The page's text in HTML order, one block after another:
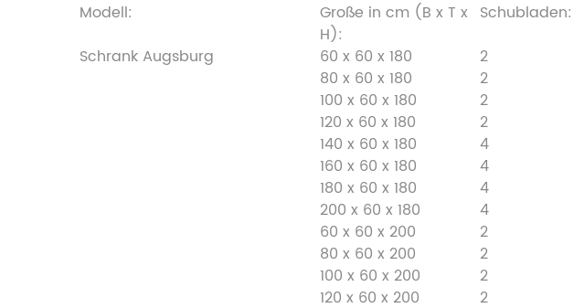
Modell:
Große in cm (B x T x
H):
Schubladen:
Schrank Augsburg
60 x 60 x 180 2
80 x 60 x 180
2
100 x 60 x 180
2
120 x 60 x 180
2
140 x 60 x 180
4
160 x 60 x 180
4
180 x 60 x 180
4
200 x 60 x 180
4
60 x 60 x 200
2
80 x 60 x 200
2
100 x 60 x 200
2
120 x 60 x 200
2